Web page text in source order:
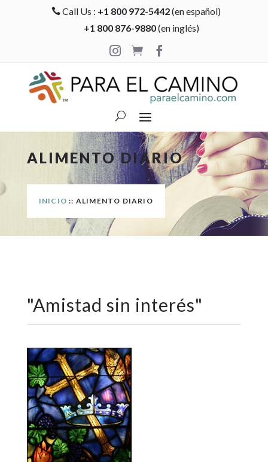
 Call Us : +1 800 972-5442(en español)
+1 800 876-9880(en inglés)

 
ALIMENTO DIARIO
INICIO :: ALIMENTO DIARIO
"Amistad sin interés"